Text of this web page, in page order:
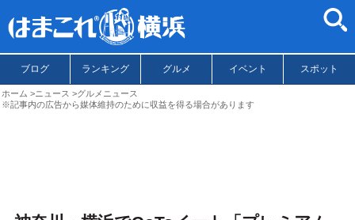
ブログ ランキング グルメ イベント スポット
ホーム ニュース
グルメニュース
※記事内の広告から媒体維持のために収益を得る場合があります